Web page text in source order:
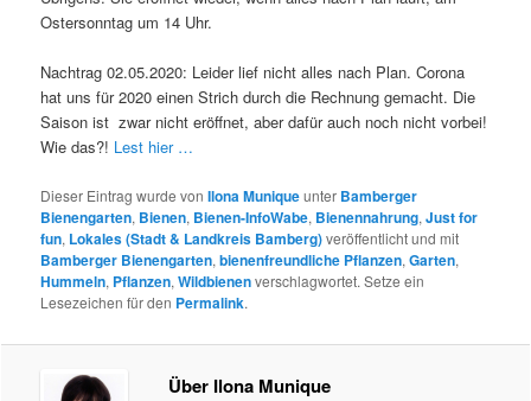
Ostersonntag um 14 Uhr.
Nachtrag 02.05.2020: Leider lief nicht alles nach Plan. Corona
hat uns für 2020 einen Strich durch die Rechnung gemacht. Die
Saison ist zwar nicht eröffnet, aber dafür auch noch nicht vorbei!
Wie das?! Lest hier …
Dieser Eintrag wurde vonIlona Muniqueunter Bamberger
Bienengarten, Bienen, Bienen-InfoWabe, Bienennahrung,Just for
fun, Lokales (Stadt & Landkreis Bamberg)veröffentlicht und mit
Bamberger Bienengarten,bienenfreundliche Pflanzen,Garten,
Hummeln, Pflanzen,Wildbienenverschlagwortet. Setze ein
Lesezeichen für den Permalink.
Über Ilona Munique